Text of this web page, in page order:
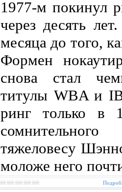
1977-м покинул
через десять
месяца до того,
Формен
снова стал
титулы WBA и
ринг только в
тяжеловесу
моложе него